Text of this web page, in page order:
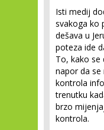
Isti medij
svakoga ko
dešava u
poteza ide
To, kako se
napor da
kontrola
trenutku
brzo
kontrola.